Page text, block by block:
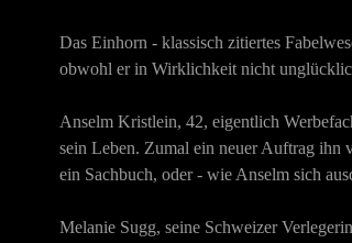
Das Einhorn - klassisch zitiertes
obwohl er in Wirklichkeit nicht
Anselm Kristlein, 42, eigentlich
sein Leben. Zumal ein neuer Auftrag ihn
ein Sachbuch, oder - wie Anselm sich
Melanie Sugg, seine Schweizer